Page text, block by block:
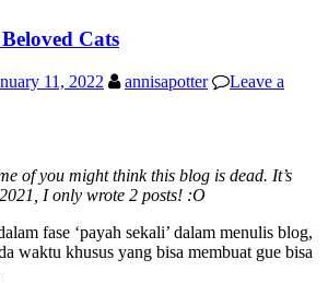
Cats
11, 2022 annisapotter
Leave a
of you might think this blog is dead. It’s
I only wrote 2 posts! :O
fase ‘payah sekali’ dalam menulis blog,
waktu khusus yang bisa membuat gue bisa